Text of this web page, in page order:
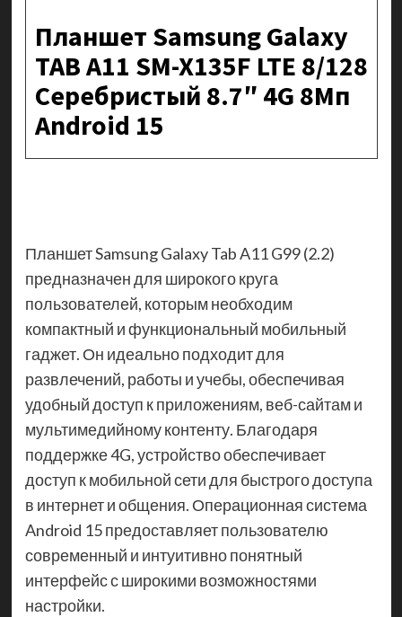
Планшет Samsung Galaxy
TAB A11 SM-X135F LTE 8/128
Серебристый 8.7″ 4G 8Мп
Android 15
Планшет Samsung Galaxy Tab A11 G99 (2.2)
предназначен для широкого круга
пользователей, которым необходим
компактный и функциональный мобильный
гаджет. Он идеально подходит для
развлечений, работы и учебы, обеспечивая
удобный доступ к приложениям, веб-сайтам и
мультимедийному контенту. Благодаря
поддержке 4G, устройство обеспечивает
доступ к мобильной сети для быстрого доступа
в интернет и общения. Операционная система
Android 15 предоставляет пользователю
современный и интуитивно понятный
интерфейс с широкими возможностями
настройки.